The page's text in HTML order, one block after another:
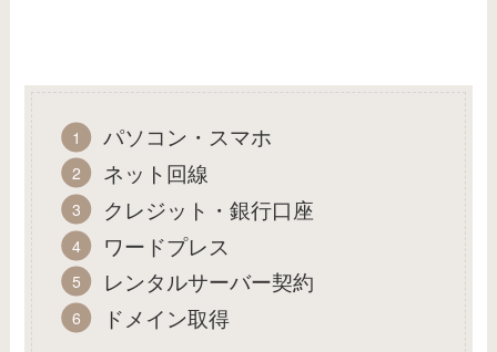
パソコン・スマホ
ネット回線
クレジット・銀行口座
ワードプレス
レンタルサーバー契約
ドメイン取得